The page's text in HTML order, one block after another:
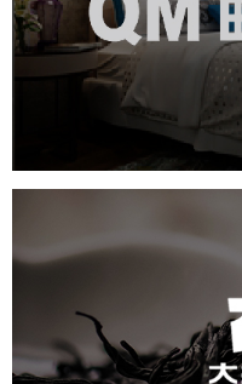
家具家居 品牌官网
网页设计